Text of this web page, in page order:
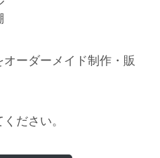
ーダーメイド制作・販
ださい。